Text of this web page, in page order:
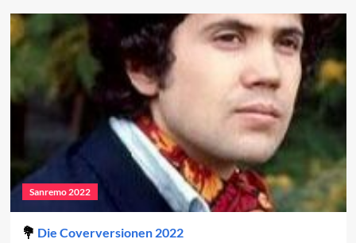
Vorschau
auf
den
vierten
Abend
Sanremo 2022
Die Coverversionen 2022